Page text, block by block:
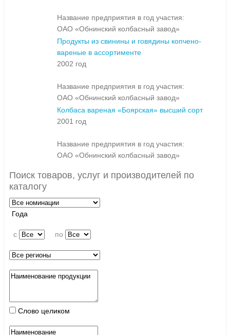
Название предприятия в год участия:
ОАО «Обнинский колбасный завод»
Продукты из свинины и говядины копчено-
вареные в ассортименте
2002 год
Название предприятия в год участия:
ОАО «Обнинский колбасный завод»
Колбаса вареная «Боярская» высший сорт
2001 год
Название предприятия в год участия:
ОАО «Обнинский колбасный завод»
Поиск товаров, услуг и производителей по
каталогу
Года
c по
Слово целиком